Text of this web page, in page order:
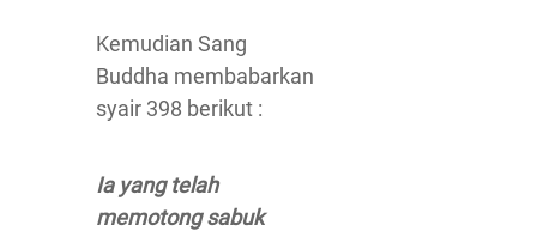
Kemudian Sang
Buddha membabarkan
syair 398 berikut :
Ia yang telah
memotong sabuk